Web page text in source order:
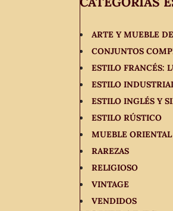
ARTE Y MUEBLE
CONJUNTOS
ESTILO FRANCÉS:
ESTILO
ESTILO INGLÉS Y
ESTILO RÚSTICO
MUEBLE ORIENTAL
RAREZAS
RELIGIOSO
VINTAGE
VENDIDOS